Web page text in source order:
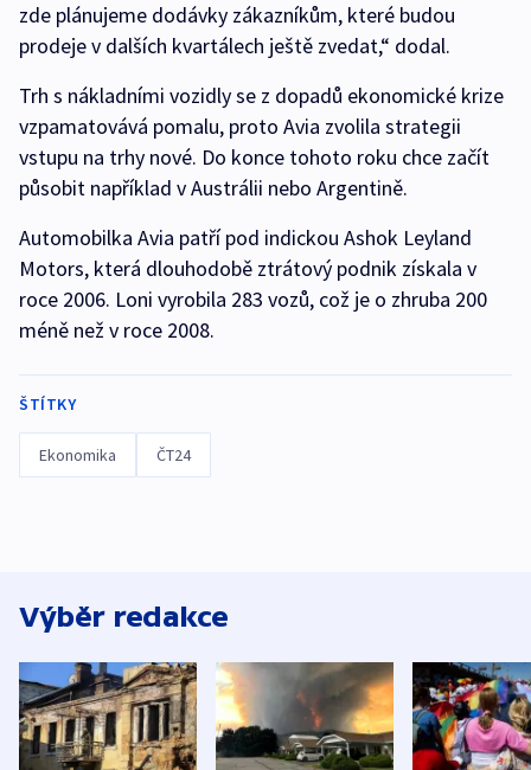
zde plánujeme dodávky zákazníkům, které budou
prodeje v dalších kvartálech ještě zvedat,“ dodal.
Trh s nákladními vozidly se z dopadů ekonomické krize
vzpamatovává pomalu, proto Avia zvolila strategii
vstupu na trhy nové. Do konce tohoto roku chce začít
působit například v Austrálii nebo Argentině.
Automobilka Avia patří pod indickou Ashok Leyland
Motors, která dlouhodobě ztrátový podnik získala v
roce 2006. Loni vyrobila 283 vozů, což je o zhruba 200
méně než v roce 2008.
ŠTÍTKY
Ekonomika ČT24
Výběr redakce